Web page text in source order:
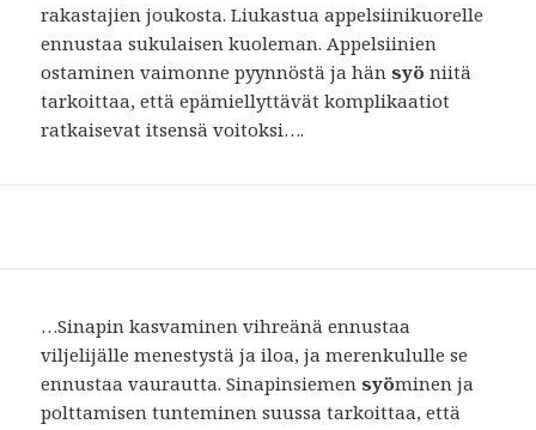
rakastajien joukosta. Liukastua appelsiinikuorelle
ennustaa sukulaisen kuoleman. Appelsiinien
ostaminen vaimonne pyynnöstä ja hänsyö niitä
tarkoittaa, että epämiellyttävät komplikaatiot
ratkaisevat itsensä voitoksi….
…Sinapin kasvaminen vihreänä ennustaa
viljelijälle menestystä ja iloa, ja merenkululle se
ennustaa vaurautta. Sinapinsiemensyöminen ja
polttamisen tunteminen suussa tarkoittaa, että